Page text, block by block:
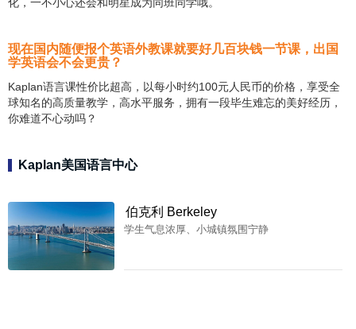
现在国内随便报个英语外教课就要好几百块钱一节课，出国
学英语会不会更贵？
Kaplan语言课性价比超高，以每小时约100元人民币的价格，享受全
球知名的高质量教学，高水平服务，拥有一段毕生难忘的美好经历，
你难道不心动吗？
Kaplan美国语言中心
伯克利 Berkeley
学生气息浓厚、小城镇氛围宁静